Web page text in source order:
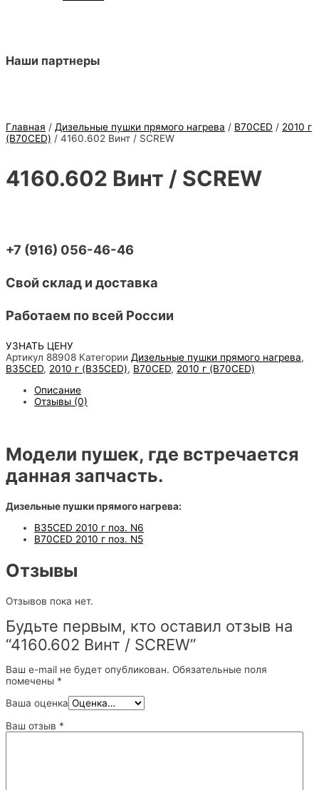
Наши партнеры
Главная / Дизельные пушки прямого нагрева / B70CED / 2010 г
(B70CED) / 4160.602 Винт / SCREW
4160.602 Винт / SCREW
+7 (916) 056-46-46
Свой склад и доставка
Работаем по всей России
УЗНАТЬ ЦЕНУ
Артикул 88908 Категории Дизельные пушки прямого нагрева,
B35CED, 2010 г (B35CED), B70CED, 2010 г (B70CED)
Описание
Отзывы (0)
Модели пушек, где встречается
данная запчасть.
Дизельные пушки прямого нагрева:
B35CED 2010 г поз. N6
B70CED 2010 г поз. N5
Отзывы
Отзывов пока нет.
Будьте первым, кто оставил отзыв на
“4160.602 Винт / SCREW”
Ваш e-mail не будет опубликован. Обязательные поля
помечены *
Ваша оценка
Ваш отзыв *